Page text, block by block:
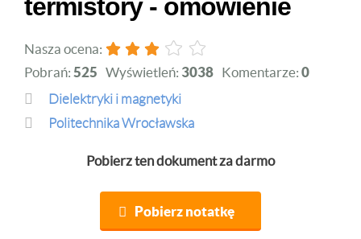
termistory - omówienie
Nasza ocena:
Pobrań: 525 Wyświetleń: 3038 Komentarze: 0
dielektryki i magnetyki
Politechnika Wrocławska
Pobierz ten dokument za darmo
Pobierz notatkę